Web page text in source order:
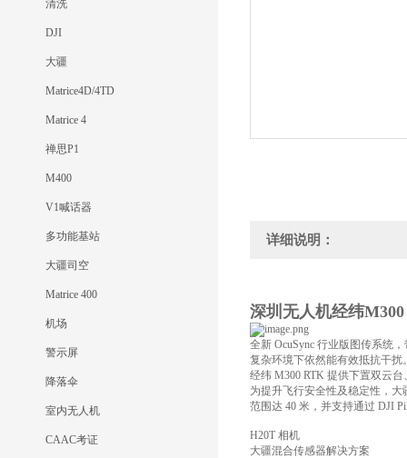
清洗
DJI
大疆
Matrice4D/4TD
Matrice 4
禅思P1
M400
V1喊话器
多功能基站
大疆司空
Matrice 400
机场
警示屏
降落伞
室内无人机
CAAC考证
详细说明：
深圳无人机经纬
全新 OcuSync 行业版图传系统
复杂环境下依然能有效抵抗干扰
经纬 M300 RTK 提供下置双云
为提升飞行安全性及稳定性，
范围达 40 米，并支持通过 DJI
H20T 相机
大疆混合传感器解决方案